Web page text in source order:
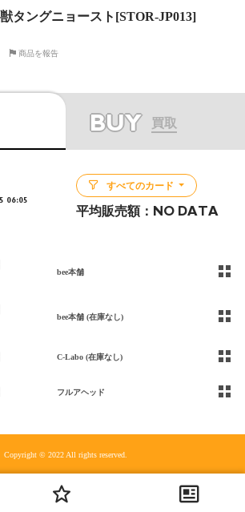
獣タングニョースト[STOR-JP013]
商品を報告
BUY 買取
06:05
すべてのカード
平均販売額： NO DATA
bee本舗
bee本舗 (在庫なし)
C-Labo (在庫なし)
フルアヘッド
Copyright © 2022 All rights reserved.